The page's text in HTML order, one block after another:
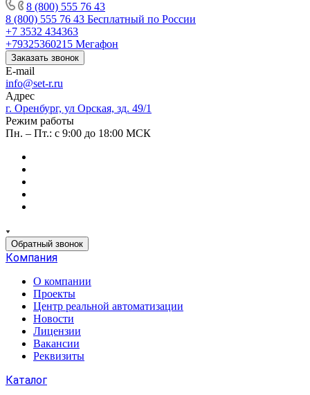
8 (800) 555 76 43
8 (800) 555 76 43 Бесплатный по России
+7 3532 434363
+79325360215 Мегафон
Заказать звонок
E-mail
info@set-r.ru
Адрес
г. Оренбург, ул Орская, зд. 49/1
Режим работы
Пн. – Пт.: с 9:00 до 18:00 МСК
Обратный звонок
Компания
О компании
Проекты
Центр реальной автоматизации
Новости
Лицензии
Вакансии
Реквизиты
Каталог